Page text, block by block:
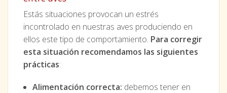
Estás situaciones provocan un estrés
incontrolado en nuestras aves produciendo en
ellos este tipo de comportamiento. Para corregir
esta situación recomendamos las siguientes
prácticas:
Alimentación correcta: debemos tener en